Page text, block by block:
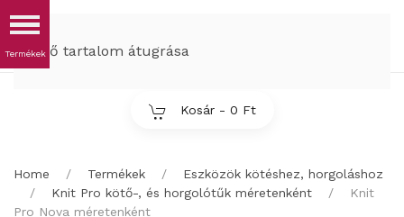
Fő tartalom átugrása
Kosár - 0 Ft
Home Termékek
Eszközök kötéshez, horgoláshoz
Knit Pro kötő-, és horgolótűk méretenként
Knit
Pro Nova méretenként